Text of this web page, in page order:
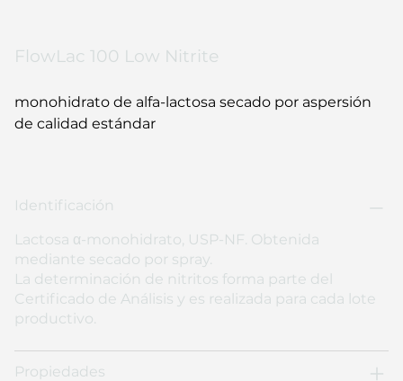
FlowLac 100 Low Nitrite
monohidrato de alfa-lactosa secado por aspersión
de calidad estándar
Identificación
Lactosa α-monohidrato, USP-NF. Obtenida
mediante secado por spray.
La determinación de nitritos forma parte del
Certificado de Análisis y es realizada para cada lote
productivo.
Propiedades